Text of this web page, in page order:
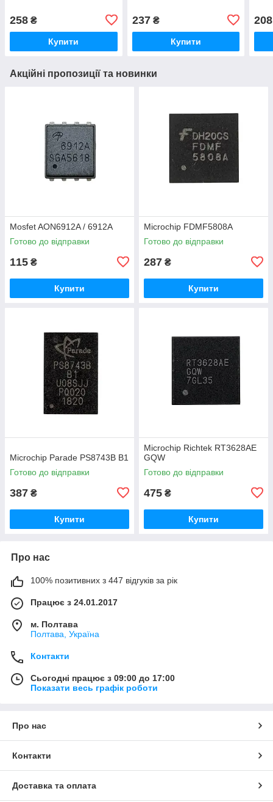
258 ₴
Купити
237₴
Купити
208
Акційні пропозиції та новинки
Mosfet AON6912A / 6912A
Готово до відправки
115 ₴
Купити
Microchip FDMF5808A
Готово до відправки
287 ₴
Купити
Microchip Parade PS8743B B1
Готово до відправки
387 ₴
Купити
Microchip Richtek RT3628AE
GQW
Готово до відправки
475 ₴
Купити
Про нас
100% позитивних з 447 відгуків за рік
Працює з 24.01.2017
м. Полтава
Полтава, Україна
Контакти
Сьогодні працює з 09:00 до 17:00
Показати весь графік роботи
Про нас
Контакти
Доставка та оплата